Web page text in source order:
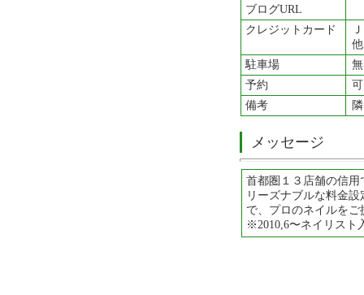
ブログURL
クレジットカード
他
駐車場
無
予約
可
備考
メッセージ
首都圏１３店舗の信用
リーズナブルな料金
で、プロのネイルをご
※2010,6〜ネイリスト